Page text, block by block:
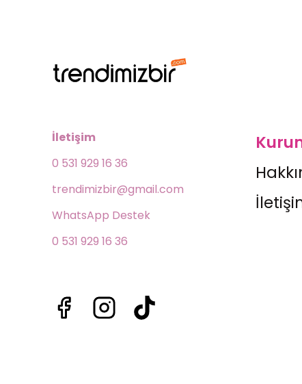
İletişim
0 531 929 16 36
trendimizbir@gmail.com
WhatsApp Destek
0 531 929 16 36